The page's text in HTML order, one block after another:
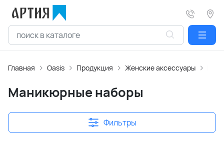
Главная Oasis Продукция Женские аксессуары
Маникюрные наборы
Фильтры